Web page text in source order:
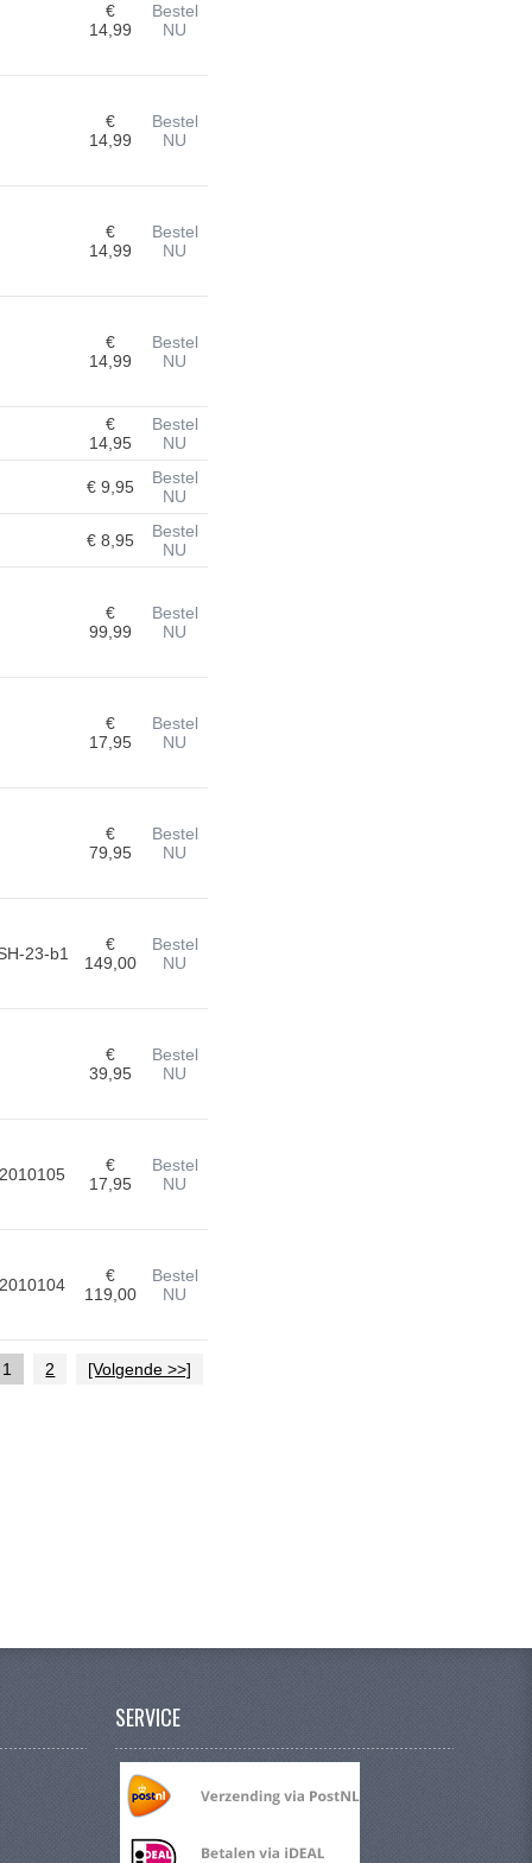
€
14,99
Bestel
NU
€
14,99
Bestel
NU
€
14,99
Bestel
NU
€
14,99
Bestel
NU
€
14,95
Bestel
NU
€ 9,95
Bestel
NU
€ 8,95
Bestel
NU
€
99,99
Bestel
NU
€
17,95
Bestel
NU
€
79,95
Bestel
NU
23-b1
€
149,00
Bestel
NU
€
39,95
Bestel
NU
2010105
€
17,95
Bestel
NU
2010104
€
119,00
Bestel
NU
1 2 [Volgende >>]
SERVICE